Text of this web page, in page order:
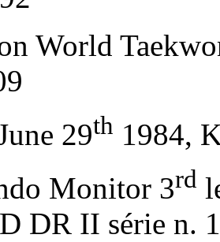
World
29th 1984,
Monitor 3rd
DR II série n.